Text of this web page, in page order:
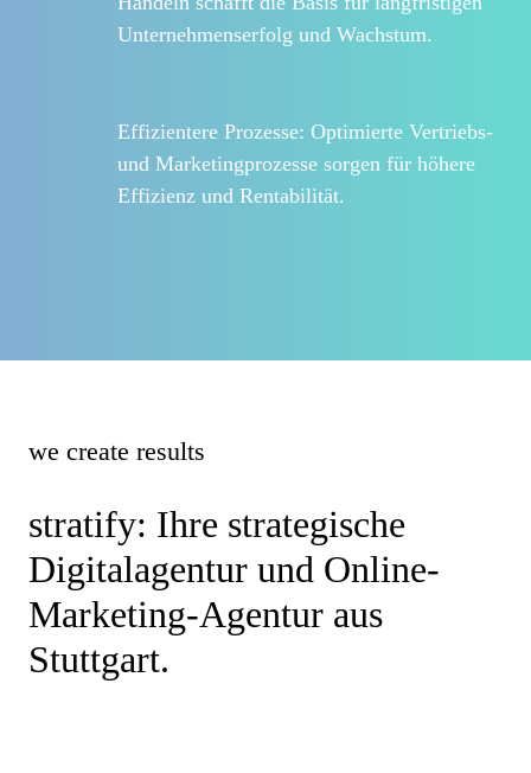
Unternehmenserfolg und Wachstum.
Effizientere Prozesse: Optimierte Vertriebs-
und Marketingprozesse sorgen für höhere
Effizienz und Rentabilität.
we create results
stratify: Ihre strategische
Digitalagentur und Online-
Marketing-Agentur aus
Stuttgart.